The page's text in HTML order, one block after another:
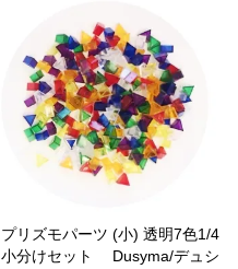
プリズモパーツ (小) 透明7色1/4
小分けセット Dusyma/デュシ